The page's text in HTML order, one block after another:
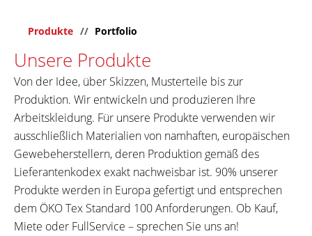
Produkte Portfolio
Unsere Produkte
Von der Idee, über Skizzen, Musterteile bis zur
Produktion. Wir entwickeln und produzieren Ihre
Arbeitskleidung. Für unsere Produkte verwenden wir
ausschließlich Materialien von namhaften, europäischen
Gewebeherstellern, deren Produktion gemäß des
Lieferantenkodex exakt nachweisbar ist. 90% unserer
Produkte werden in Europa gefertigt und entsprechen
dem ÖKO Tex Standard 100 Anforderungen. Ob Kauf,
Miete oder FullService – sprechen Sie uns an!